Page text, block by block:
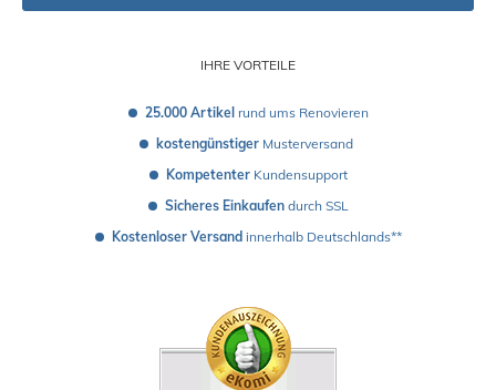
IHRE VORTEILE
25.000 Artikel rund ums Renovieren
kostengünstiger Musterversand
Kompetenter Kundensupport
Sicheres Einkaufen durch SSL
Kostenloser Versand innerhalb Deutschlands**